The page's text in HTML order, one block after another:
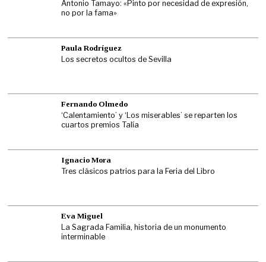
Antonio Tamayo: «Pinto por necesidad de expresión,
no por la fama»
Paula Rodríguez
Los secretos ocultos de Sevilla
Fernando Olmedo
‘Calentamiento’ y ‘Los miserables’ se reparten los
cuartos premios Talía
Ignacio Mora
Tres clásicos patrios para la Feria del Libro
Eva Miguel
La Sagrada Familia, historia de un monumento
interminable